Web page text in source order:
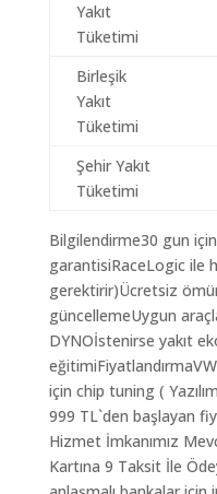
Yakıt
Tüketimi
Birleşik
Yakıt
Tüketimi
Şehir Yakıt
Tüketimi
Bilgilendirme30 gun
garantisiRaceLogic ile
gerektirir)Ücretsiz
güncellemeUygun
DYNOİstenirse yakıt
için chip tuning (
999 TL`den başlayan
Hizmet İmkanımız
Kartına 9 Taksit İle